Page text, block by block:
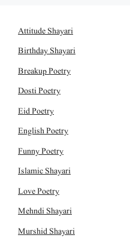
Attitude Shayari
Birthday Shayari
Breakup Poetry
Dosti Poetry
Eid Poetry
English Poetry
Funny Poetry
Islamic Shayari
Love Poetry
Mehndi Shayari
Murshid Shayari